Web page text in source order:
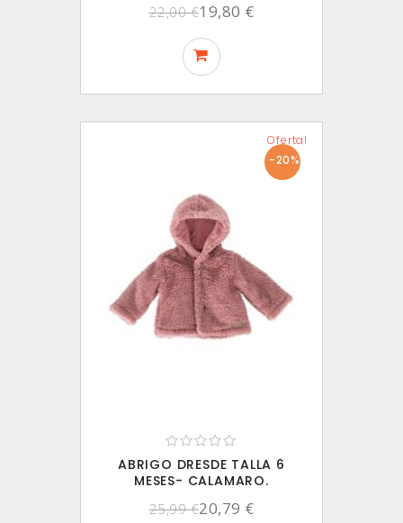
22,00 €19,80 €
-20%
Oferta!
ABRIGO DRESDE TALLA 6
MESES- CALAMARO.
25,99 €20,79 €